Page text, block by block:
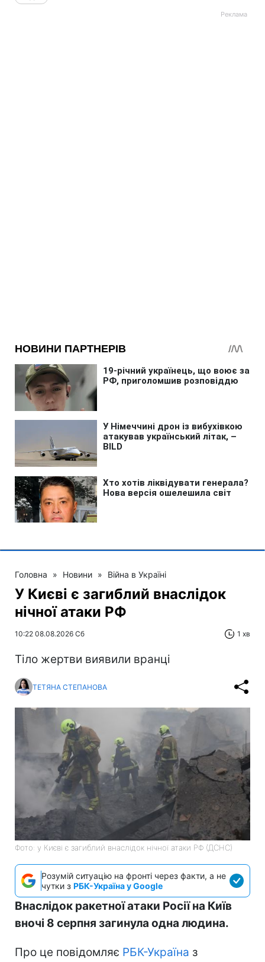
Головна » Новини » Війна в Україні
У Києві є загиблий внаслідок
нічної атаки РФ
10:22 08.08.2026 Сб 1 хв
Тіло жертви виявили вранці
ТЕТЯНА СТЕПАНОВА
Фото: у Києві є загиблий внаслідок нічної атаки РФ (ДСНС)
Розумій ситуацію на фронті через факти, а не
чутки з РБК-Україна у Google
Внаслідок ракетної атаки Росії на Київ
вночі 8 серпня загинула одна людина.
Про це повідомляє РБК-Україна з